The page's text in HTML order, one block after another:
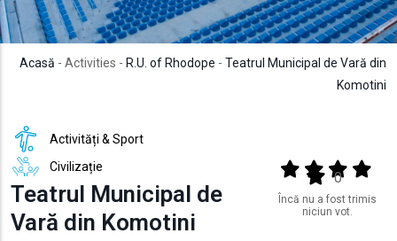
Acasă - Activities - R.U. of Rhodope - Teatrul Municipal de Vară din
Komotini
Activități & Sport
Civilizație
Teatrul Municipal de
Vară din Komotini
Output format
(star)(star)(star)
(star)
0
Încă nu a fost trimis
niciun vot.